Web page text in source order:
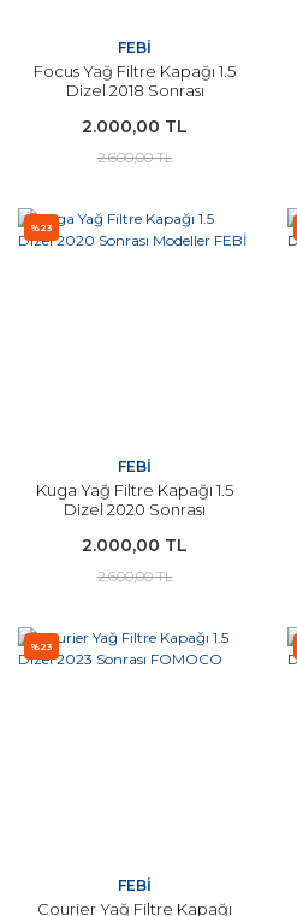
FEBİ
Focus Yağ Filtre Kapağı 1.5
Dizel 2018 Sonrası
2.000,00 TL
2.600,00 TL
%23
FEBİ
Kuga Yağ Filtre Kapağı 1.5
Dizel 2020 Sonrası
2.000,00 TL
2.600,00 TL
%23
FEBİ
Courier Yağ Filtre Kapağı